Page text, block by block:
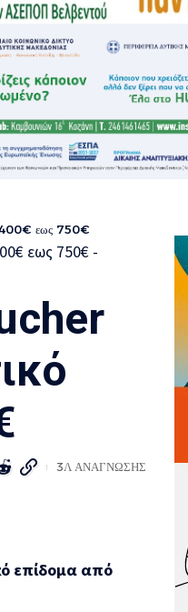
400€ εως 750€
3Λ ΑΝΑΓΝΩΣΗΣ
επίδομα από